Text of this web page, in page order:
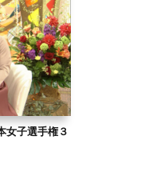
女子選手権３